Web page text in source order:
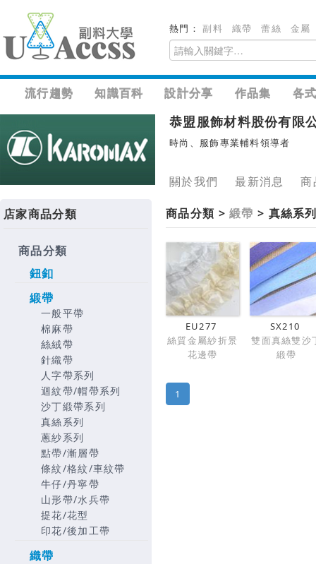
熱門：副料 織帶 蕾絲 金屬
流行趨勢 知識百科 設計分享 作品集 各
恭盟服飾材料股份有限
時尚、服飾專業輔料領導者
關於我們 最新消息 商
店家商品分類
商品分類
鈕釦
緞帶
一般平帶
棉麻帶
絲絨帶
針織帶
人字帶系列
迴紋帶/帽帶系列
沙丁緞帶系列
真絲系列
蔥紗系列
點帶/漸層帶
條紋/格紋/車紋帶
牛仔/丹寧帶
山形帶/水兵帶
提花/花型
印花/後加工帶
織帶
商品分類 >緞帶 > 真絲系
EU277
絲質金屬紗折景
花邊帶
SX210
雙面真絲雙沙
緞帶
1